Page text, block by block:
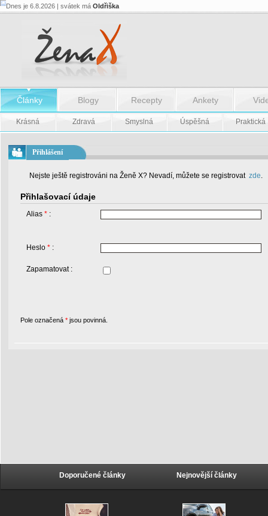
Dnes je 6.8.2026 | svátek má Oldřiška
Články Blogy Recepty Ankety
Krásná Zdravá Smyslná Úspěšná Praktická
Přihlášení
Nejste ještě registrováni na Ženě X? Nevadí, můžete se registrovat zde.
Přihlašovací údaje
Alias * :
Heslo * :
Zapamatovat :
Pole označená * jsou povinná.
Doporučené články Nejnovější články